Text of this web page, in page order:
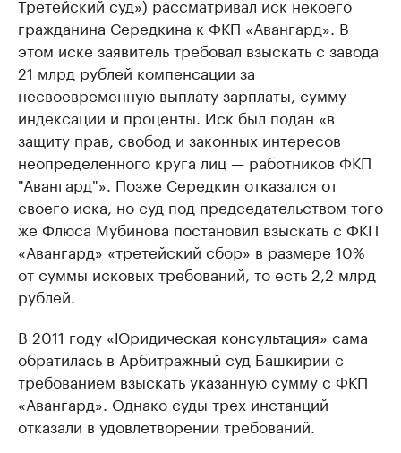
гражданина Середкина к ФКП «Авангард». В
этом иске заявитель требовал взыскать с завода
21 млрд рублей компенсации за
несвоевременную выплату зарплаты, сумму
индексации и проценты. Иск был подан «в
защиту прав, свобод и законных интересов
неопределенного круга лиц — работников ФКП
"Авангард"». Позже Середкин отказался от
своего иска, но суд под председательством того
же Флюса Мубинова постановил взыскать с ФКП
«Авангард» «третейский сбор» в размере 10%
от суммы исковых требований, то есть 2,2 млрд
рублей.
В 2011 году «Юридическая консультация» сама
обратилась в Арбитражный суд Башкирии с
требованием взыскать указанную сумму с ФКП
«Авангард». Однако суды трех инстанций
отказали в удовлетворении требований.